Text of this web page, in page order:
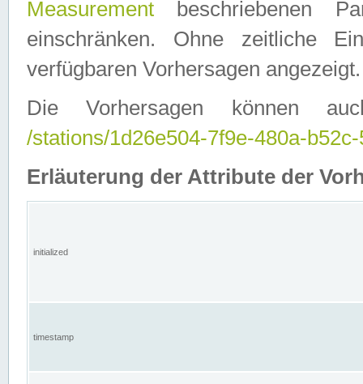
Measurement beschriebenen
einschränken. Ohne zeitliche
verfügbaren Vorhersagen angezeigt.
Die Vorhersagen können
/stations/1d26e504-7f9e-480a-
Erläuterung der Attribute der
initialized
timestamp